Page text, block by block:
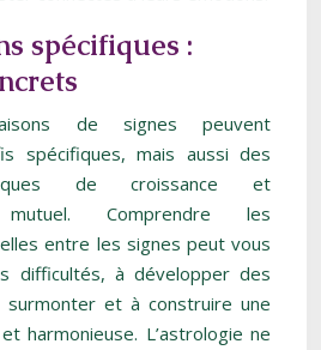
spécifiques :
de signes peuvent
spécifiques, mais aussi des
de croissance et
mutuel. Comprendre les
entre les signes peut vous
difficultés, à développer des
et à construire une
harmonieuse. L’astrologie ne